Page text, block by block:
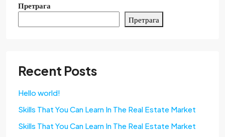
Претрага
Претрага
Recent Posts
Hello world!
Skills That You Can Learn In The Real Estate Market
Skills That You Can Learn In The Real Estate Market